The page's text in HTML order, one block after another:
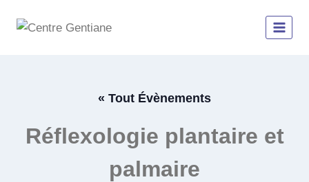
« Tout Évènements
Réflexologie plantaire et
palmaire